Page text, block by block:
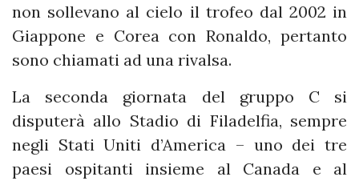
non sollevano al cielo il trofeo dal 2002 in
Giappone e Corea con Ronaldo, pertanto
sono chiamati ad una rivalsa.
La seconda giornata del gruppo C si
disputerà allo Stadio di Filadelfia, sempre
negli Stati Uniti d’America – uno dei tre
paesi ospitanti insieme al Canada e al